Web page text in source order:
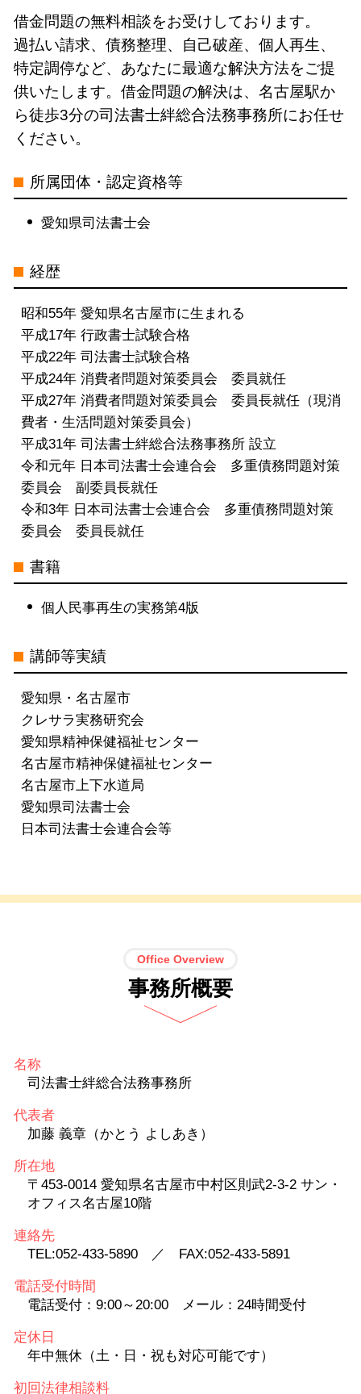
知県
過払い金請求 司法書士 電話 無料相談
名古屋市
債務整理 司法書士 電話 無料相談 愛
知県
自己破産 司法書士 電話 無料相談 岐
阜県
知県
債務整理 司法書士 電話 無料相談 岐
阜県
借金問題 司法書士 電話 無料相談 岐
阜県
特定調停 司法書士 電話 無料相談 岐
阜県
過払い金請求 司法書士 電話 無料相談
愛知県
債務整理 司法書士 電話 無料相談 名
古屋市
借金問題の無料相談をお受けしております。
過払い請求、債務整理、自己破産、個人再生、
特定調停など、あなたに最適な解決方法をご提
供いたします。借金問題の解決は、名古屋駅か
ら徒歩3分の司法書士絆総合法務事務所にお任せ
ください。
所属団体・認定資格等
愛知県司法書士会
経歴
昭和55年 愛知県名古屋市に生まれる
平成17年 行政書士試験合格
平成22年 司法書士試験合格
平成24年 消費者問題対策委員会 委員就任
平成27年 消費者問題対策委員会 委員長就任（現消
費者・生活問題対策委員会）
平成31年 司法書士絆総合法務事務所 設立
令和元年 日本司法書士会連合会 多重債務問題対策
委員会 副委員長就任
令和3年 日本司法書士会連合会 多重債務問題対策
委員会 委員長就任
書籍
個人民事再生の実務第4版
講師等実績
愛知県・名古屋市
クレサラ実務研究会
愛知県精神保健福祉センター
名古屋市精神保健福祉センター
名古屋市上下水道局
愛知県司法書士会
日本司法書士会連合会等
Office Overview
事務所概要
名称
司法書士絆総合法務事務所
代表者
加藤 義章（かとう よしあき）
所在地
〒453-0014 愛知県名古屋市中村区則武2-3-2 サン・
オフィス名古屋10階
連絡先
TEL:052-433-5890 ／ FAX:052-433-5891
電話受付時間
電話受付：9:00～20:00 メール：24時間受付
定休日
年中無休（土・日・祝も対応可能です）
初回法律相談料